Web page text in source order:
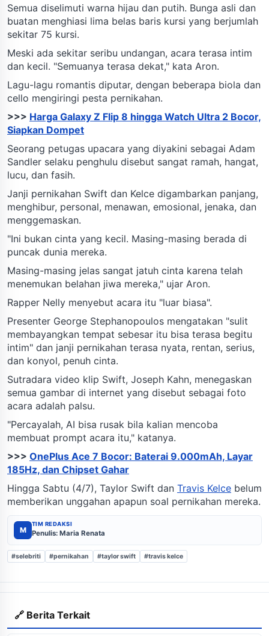
Semua diselimuti warna hijau dan putih. Bunga asli dan
buatan menghiasi lima belas baris kursi yang berjumlah
sekitar 75 kursi.
Meski ada sekitar seribu undangan, acara terasa intim
dan kecil. "Semuanya terasa dekat," kata Aron.
Lagu-lagu romantis diputar, dengan beberapa biola dan
cello mengiringi pesta pernikahan.
>>> Harga Galaxy Z Flip 8 hingga Watch Ultra 2 Bocor,
Siapkan Dompet
Seorang petugas upacara yang diyakini sebagai Adam
Sandler selaku penghulu disebut sangat ramah, hangat,
lucu, dan fasih.
Janji pernikahan Swift dan Kelce digambarkan panjang,
menghibur, personal, menawan, emosional, jenaka, dan
menggemaskan.
"Ini bukan cinta yang kecil. Masing-masing berada di
puncak dunia mereka.
Masing-masing jelas sangat jatuh cinta karena telah
menemukan belahan jiwa mereka," ujar Aron.
Rapper Nelly menyebut acara itu "luar biasa".
Presenter George Stephanopoulos mengatakan "sulit
membayangkan tempat sebesar itu bisa terasa begitu
intim" dan janji pernikahan terasa nyata, rentan, serius,
dan konyol, penuh cinta.
Sutradara video klip Swift, Joseph Kahn, menegaskan
semua gambar di internet yang disebut sebagai foto
acara adalah palsu.
"Percayalah, AI bisa rusak bila kalian mencoba
membuat prompt acara itu," katanya.
>>> OnePlus Ace 7 Bocor: Baterai 9.000mAh, Layar
185Hz, dan Chipset Gahar
Hingga Sabtu (4/7), Taylor Swift dan Travis Kelce belum
memberikan unggahan apapun soal pernikahan mereka.
M
TIM REDAKSI
Penulis: Maria Renata
#selebriti #pernikahan #taylor swift #travis kelce
🔗 Berita Terkait